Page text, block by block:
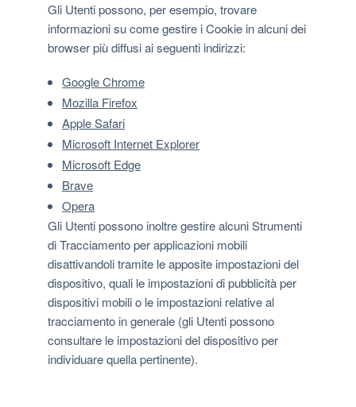
Gli Utenti possono, per esempio, trovare
informazioni su come gestire i Cookie in alcuni dei
browser più diffusi ai seguenti indirizzi:
Google Chrome
Mozilla Firefox
Apple Safari
Microsoft Internet Explorer
Microsoft Edge
Brave
Opera
Gli Utenti possono inoltre gestire alcuni Strumenti
di Tracciamento per applicazioni mobili
disattivandoli tramite le apposite impostazioni del
dispositivo, quali le impostazioni di pubblicità per
dispositivi mobili o le impostazioni relative al
tracciamento in generale (gli Utenti possono
consultare le impostazioni del dispositivo per
individuare quella pertinente).